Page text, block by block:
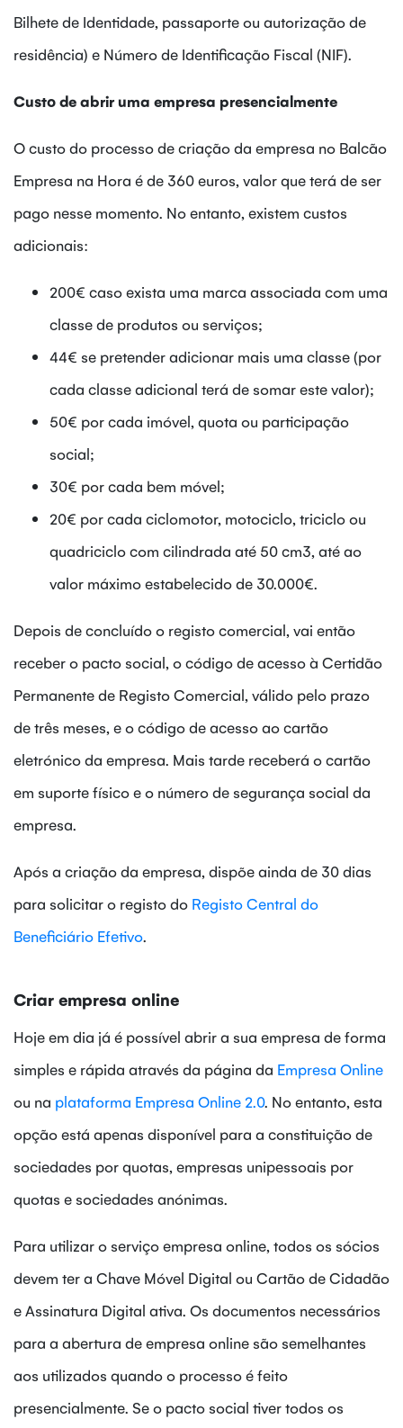
Bilhete de Identidade, passaporte ou autorização de
residência) e Número de Identificação Fiscal (NIF).
Custo de abrir uma empresa presencialmente
O custo do processo de criação da empresa no Balcão
Empresa na Hora é de 360 euros, valor que terá de ser
pago nesse momento. No entanto, existem custos
adicionais:
200€ caso exista uma marca associada com uma
classe de produtos ou serviços;
44€ se pretender adicionar mais uma classe (por
cada classe adicional terá de somar este valor);
50€ por cada imóvel, quota ou participação
social;
30€ por cada bem móvel;
20€ por cada ciclomotor, motociclo, triciclo ou
quadriciclo com cilindrada até 50 cm3, até ao
valor máximo estabelecido de 30.000€.
Depois de concluído o registo comercial, vai então
receber o pacto social, o código de acesso à Certidão
Permanente de Registo Comercial, válido pelo prazo
de três meses, e o código de acesso ao cartão
eletrónico da empresa. Mais tarde receberá o cartão
em suporte físico e o número de segurança social da
empresa.
Após a criação da empresa, dispõe ainda de 30 dias
para solicitar o registo do Registo Central do
Beneficiário Efetivo.
Criar empresa online
Hoje em dia já é possível abrir a sua empresa de forma
simples e rápida através da página da Empresa Online
ou na plataforma Empresa Online 2.0. No entanto, esta
opção está apenas disponível para a constituição de
sociedades por quotas, empresas unipessoais por
quotas e sociedades anónimas.
Para utilizar o serviço empresa online, todos os sócios
devem ter a Chave Móvel Digital ou Cartão de Cidadão
e Assinatura Digital ativa. Os documentos necessários
para a abertura de empresa online são semelhantes
aos utilizados quando o processo é feito
presencialmente. Se o pacto social tiver todos os